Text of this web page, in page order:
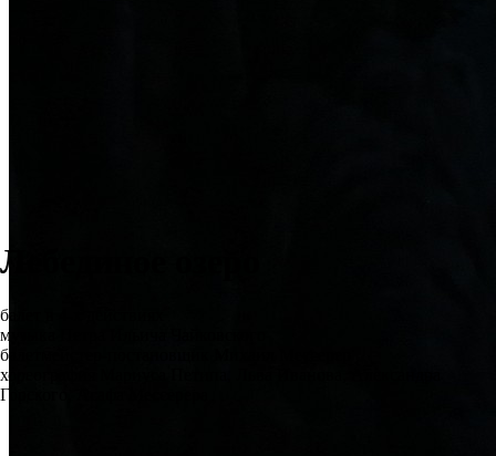
Лебединое озеро
балет в 4-х действиях
музыка Петра Ильича Чайковского
балетмейстер-постановщик Михаил Мессерер
хореография Мариуса Петипа, Льва Иванова, Александра
Горского, Асафа Мессерера